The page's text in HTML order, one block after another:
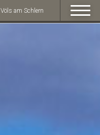
Völs am Schlern